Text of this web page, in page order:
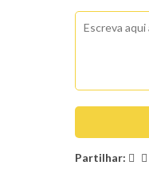
Partilhar: